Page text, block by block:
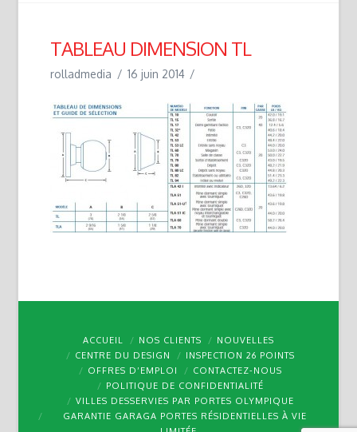
TABLEAU DIMENSION TL
rolladmedia 16 juin 2014
ACCUEIL NOS CLIENTS
NOUVELLES
CENTRE DU DESIGN
INSPECTION 26 POINTS
OFFRES D’EMPLOI
CONTACTEZ-NOUS
POLITIQUE DE CONFIDENTIALITÉ
VILLES DESSERVIES PAR PORTES OLYMPIQUE
GARANTIE GARAGA PORTES RÉSIDENTIELLES À VIE